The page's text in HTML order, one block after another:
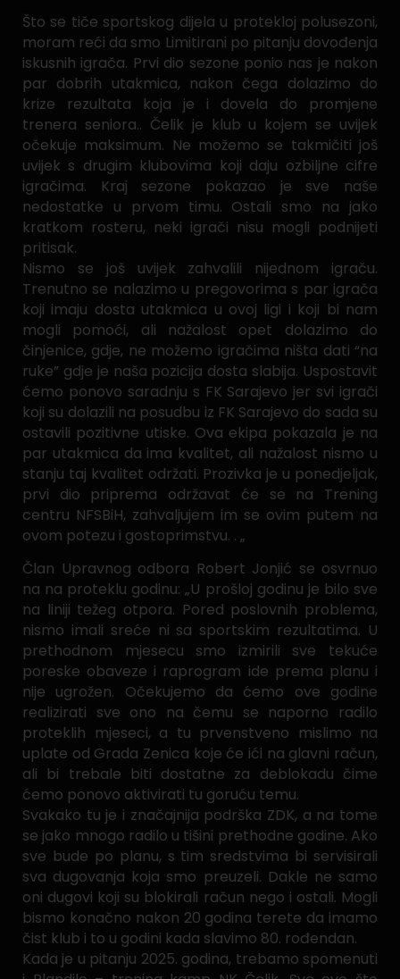
Što se tiče sportskog dijela u protekloj polusezoni,
moram reći da smo Limitirani po pitanju dovođenja
iskusnih igrača. Prvi dio sezone ponio nas je nakon
par dobrih utakmica, nakon čega dolazimo do
krize rezultata koja je i dovela do promjene
trenera seniora.. Čelik je klub u kojem se uvijek
očekuje maksimum. Ne možemo se takmičiti još
uvijek s drugim klubovima koji daju ozbiljne cifre
igračima. Kraj sezone pokazao je sve naše
nedostatke u prvom timu. Ostali smo na jako
kratkom rosteru, neki igrači nisu mogli podnijeti
pritisak.
Nismo se još uvijek zahvalili nijednom igraču.
Trenutno se nalazimo u pregovorima s par igrača
koji imaju dosta utakmica u ovoj ligi i koji bi nam
mogli pomoći, ali nažalost opet dolazimo do
činjenice, gdje, ne možemo igračima ništa dati “na
ruke” gdje je naša pozicija dosta slabija. Uspostavit
ćemo ponovo saradnju s FK Sarajevo jer svi igrači
koji su dolazili na posudbu iz FK Sarajevo do sada su
ostavili pozitivne utiske. Ova ekipa pokazala je na
par utakmica da ima kvalitet, ali nažalost nismo u
stanju taj kvalitet održati. Prozivka je u ponedjeljak,
prvi dio priprema održavat će se na Trening
centru NFSBiH, zahvaljujem im se ovim putem na
ovom potezu i gostoprimstvu. . „
Član Upravnog odbora Robert Jonjić se osvrnuo
na na proteklu godinu: „U prošloj godinu je bilo sve
na liniji težeg otpora. Pored poslovnih problema,
nismo imali sreće ni sa sportskim rezultatima. U
prethodnom mjesecu smo izmirili sve tekuće
poreske obaveze i raprogram ide prema planu i
nije ugrožen. Očekujemo da ćemo ove godine
realizirati sve ono na čemu se naporno radilo
proteklih mjeseci, a tu prvenstveno mislimo na
uplate od Grada Zenica koje će ići na glavni račun,
ali bi trebale biti dostatne za deblokadu čime
ćemo ponovo aktivirati tu goruću temu.
Svakako tu je i značajnija podrška ZDK, a na tome
se jako mnogo radilo u tišini prethodne godine. Ako
sve bude po planu, s tim sredstvima bi servisirali
sva dugovanja koja smo preuzeli. Dakle ne samo
oni dugovi koji su blokirali račun nego i ostali. Mogli
bismo konačno nakon 20 godina terete da imamo
čist klub i to u godini kada slavimo 80. rođendan.
Kada je u pitanju 2025. godina, trebamo spomenuti